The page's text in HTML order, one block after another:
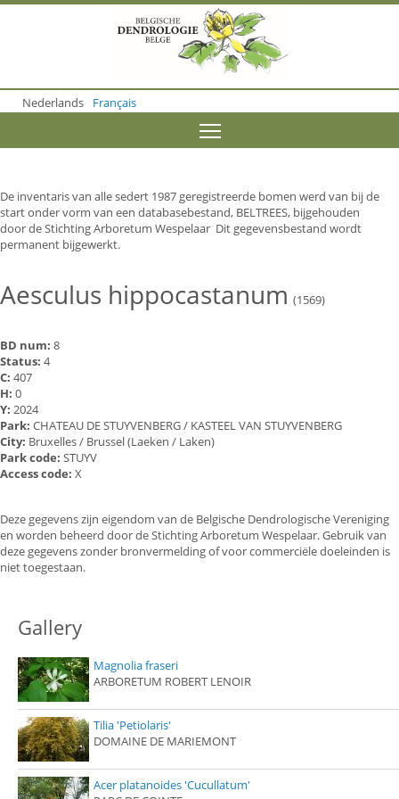
o
m
o
n
t
e
n
Nederlands Français
De inventaris van alle sedert 1987 geregistreerde bomen werd van bij de
start onder vorm van een databasebestand, BELTREES, bijgehouden
door de Stichting Arboretum Wespelaar Dit gegevensbestand wordt
permanent bijgewerkt.
Aesculus hippocastanum (1569)
BD num: 8
Status: 4
C: 407
H: 0
Y: 2024
Park: CHATEAU DE STUYVENBERG / KASTEEL VAN STUYVENBERG
City: Bruxelles / Brussel (Laeken / Laken)
Park code: STUYV
Access code: X
Deze gegevens zijn eigendom van de Belgische Dendrologische Vereniging
en worden beheerd door de Stichting Arboretum Wespelaar. Gebruik van
deze gegevens zonder bronvermelding of voor commerciële doeleinden is
niet toegestaan.
Gallery
Magnolia fraseri
ARBORETUM ROBERT LENOIR
Tilia 'Petiolaris'
DOMAINE DE MARIEMONT
Acer platanoides 'Cucullatum'